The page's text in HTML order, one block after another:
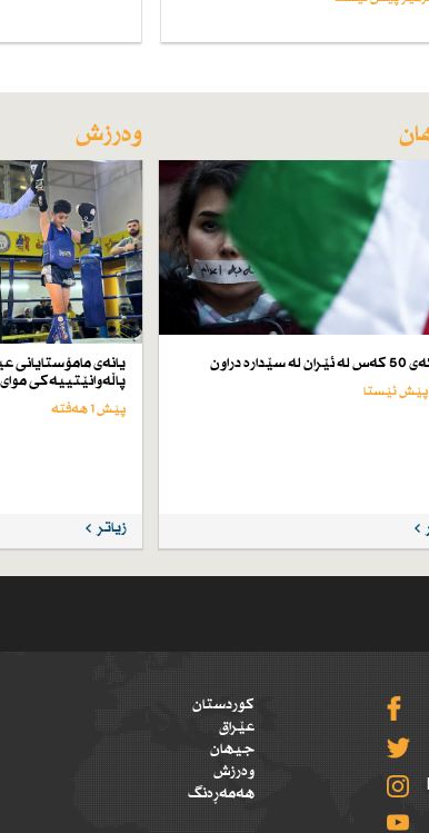
سێدارە دراون
وەرزش
یانەی مامۆستایانی
پاڵەوانێتییەكی
پێش 1 هەفتە
زیاتر
کوردستان
عێراق
جیهان
وەرزش
هەمەڕەنگ